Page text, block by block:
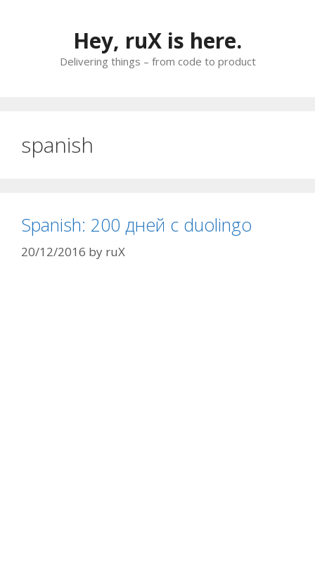
Hey, ruX is here.
Delivering things – from code to product
spanish
Spanish: 200 дней с duolingo
20/12/2016 by ruX